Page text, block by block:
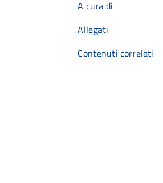
A cura di
Allegati
Contenuti correlati